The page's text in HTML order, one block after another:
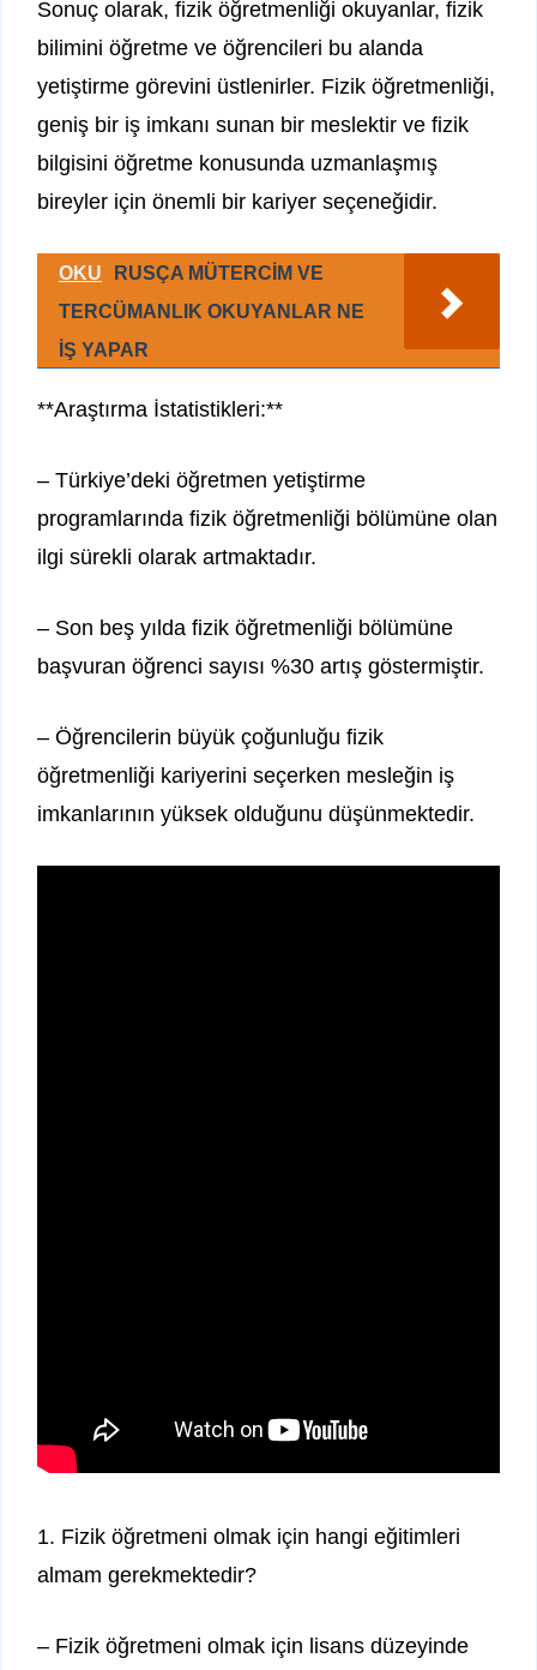
Sonuç olarak, fizik öğretmenliği okuyanlar, fizik
bilimini öğretme ve öğrencileri bu alanda
yetiştirme görevini üstlenirler. Fizik öğretmenliği,
geniş bir iş imkanı sunan bir meslektir ve fizik
bilgisini öğretme konusunda uzmanlaşmış
bireyler için önemli bir kariyer seçeneğidir.
OKU
RUSÇA MÜTERCİM VE
TERCÜMANLIK OKUYANLAR NE
İŞ YAPAR
**Araştırma İstatistikleri:**
– Türkiye’deki öğretmen yetiştirme
programlarında fizik öğretmenliği bölümüne olan
ilgi sürekli olarak artmaktadır.
– Son beş yılda fizik öğretmenliği bölümüne
başvuran öğrenci sayısı %30 artış göstermiştir.
– Öğrencilerin büyük çoğunluğu fizik
öğretmenliği kariyerini seçerken mesleğin iş
imkanlarının yüksek olduğunu düşünmektedir.
1. Fizik öğretmeni olmak için hangi eğitimleri
almam gerekmektedir?
– Fizik öğretmeni olmak için lisans düzeyinde